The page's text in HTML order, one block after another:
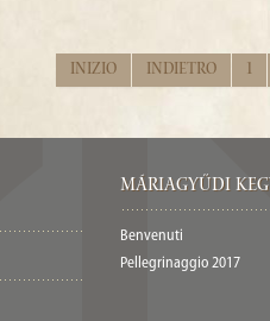
Inizio Indietro 1
Máriagyűdi
Benvenuti
Pellegrinaggio 2017